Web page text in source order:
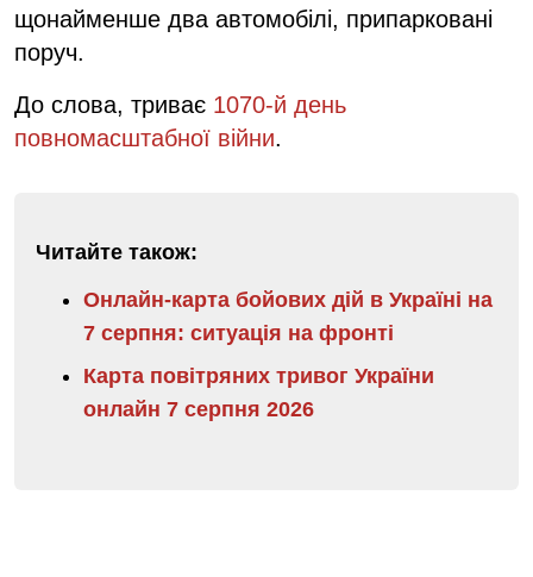
щонайменше два автомобілі, припарковані
поруч.
До слова, триває 1070-й день
повномасштабної війни.
Читайте також:
Онлайн-карта бойових дій в Україні на
7 серпня: ситуація на фронті
Карта повітряних тривог України
онлайн 7 серпня 2026